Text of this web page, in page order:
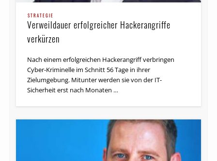
STRATEGIE
Verweildauer erfolgreicher Hackerangriffe
verkürzen
Nach einem erfolgreichen Hackerangriff verbringen
Cyber-Kriminelle im Schnitt 56 Tage in ihrer
Zielumgebung. Mitunter werden sie von der IT-
Sicherheit erst nach Monaten …